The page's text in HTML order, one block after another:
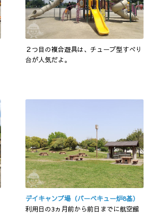
２つ目の複合遊具は、チューブ型すべり
台が人気だよ。
デイキャンプ場（バーベキュー炉8基）
利用日の3ヵ月前から前日までに航空館